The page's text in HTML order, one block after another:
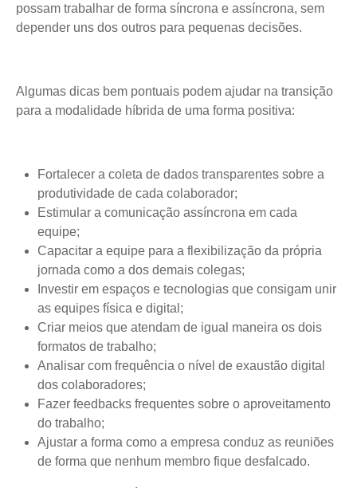
possam trabalhar de forma síncrona e assíncrona, sem
depender uns dos outros para pequenas decisões.
Algumas dicas bem pontuais podem ajudar na transição
para a modalidade híbrida de uma forma positiva:
Fortalecer a coleta de dados transparentes sobre a
produtividade de cada colaborador;
Estimular a comunicação assíncrona em cada
equipe;
Capacitar a equipe para a flexibilização da própria
jornada como a dos demais colegas;
Investir em espaços e tecnologias que consigam unir
as equipes física e digital;
Criar meios que atendam de igual maneira os dois
formatos de trabalho;
Analisar com frequência o nível de exaustão digital
dos colaboradores;
Fazer feedbacks frequentes sobre o aproveitamento
do trabalho;
Ajustar a forma como a empresa conduz as reuniões
de forma que nenhum membro fique desfalcado.